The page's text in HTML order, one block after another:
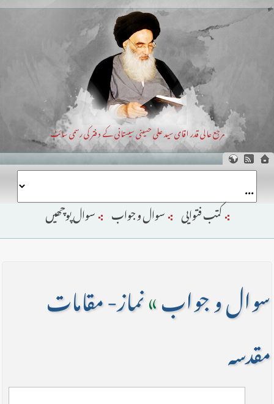
مرجع عالی قدر اقای سید علی حسینی سیستانی کے دفتر کی رسمی سائٹ
کتب فتوایی سوال و جواب سوال پوچھیں
سوال و جواب»نماز- مقامات
مقدسہ